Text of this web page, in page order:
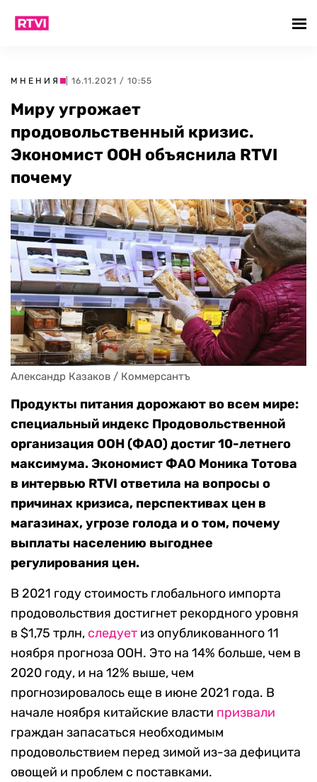
МНЕНИЯ | 16.11.2021 / 10:55
Миру угрожает
продовольственный кризис.
Экономист ООН объяснила RTVI
почему
Александр Казаков / Коммерсантъ
Продукты питания дорожают во всем мире:
специальный индекс Продовольственной
организация ООН (ФАО) достиг 10-летнего
максимума. Экономист ФАО Моника Тотова
в интервью RTVI ответила на вопросы о
причинах кризиса, перспективах цен в
магазинах, угрозе голода и о том, почему
выплаты населению выгоднее
регулирования цен.
В 2021 году стоимость глобального импорта
продовольствия достигнет рекордного уровня
в $1,75 трлн, следует из опубликованного 11
ноября прогноза ООН. Это на 14% больше, чем в
2020 году, и на 12% выше, чем
прогнозировалось еще в июне 2021 года. В
начале ноября китайские власти призвали
граждан запасаться необходимым
продовольствием перед зимой из-за дефицита
овощей и проблем с поставками.